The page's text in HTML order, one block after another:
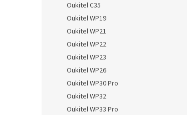
Oukitel C35
Oukitel WP19
Oukitel WP21
Oukitel WP22
Oukitel WP23
Oukitel WP26
Oukitel WP30 Pro
Oukitel WP32
Oukitel WP33 Pro